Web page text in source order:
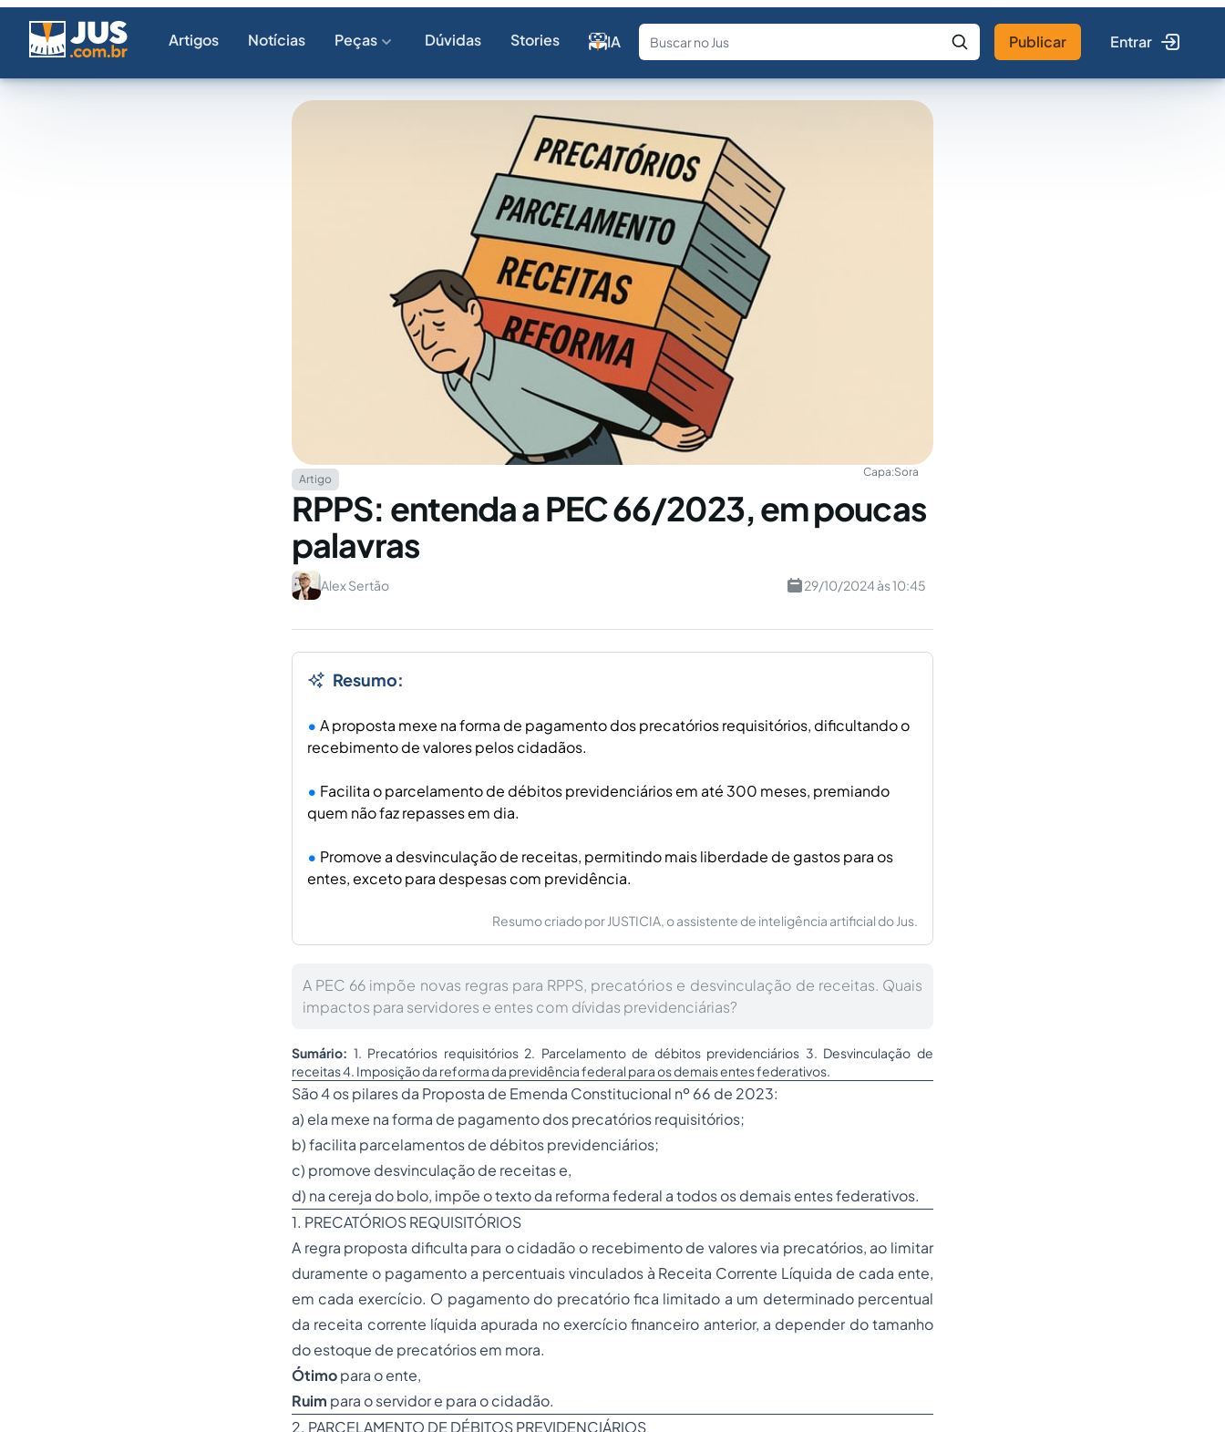
Artigos Notícias Peças Dúvidas Stories IA
Fale com a IA Buscar no Jus
Publicar Entrar
Capa:Sora
Artigo
RPPS: entenda a PEC 66/2023, em poucas
palavras
Alex Sertão 29/10/2024 às 10:45
Resumo:
A proposta mexe na forma de pagamento dos precatórios requisitórios, dificultando o
recebimento de valores pelos cidadãos.
Facilita o parcelamento de débitos previdenciários em até 300 meses, premiando
quem não faz repasses em dia.
Promove a desvinculação de receitas, permitindo mais liberdade de gastos para os
entes, exceto para despesas com previdência.
Resumo criado por JUSTICIA, o assistente de inteligência artificial do Jus.
A PEC 66 impõe novas regras para RPPS, precatórios e desvinculação de receitas. Quais
impactos para servidores e entes com dívidas previdenciárias?
Sumário: 1. Precatórios requisitórios 2. Parcelamento de débitos previdenciários 3. Desvinculação de
receitas 4. Imposição da reforma da previdência federal para os demais entes federativos.
São 4 os pilares da Proposta de Emenda Constitucional nº 66 de 2023:
a) ela mexe na forma de pagamento dos precatórios requisitórios;
b) facilita parcelamentos de débitos previdenciários;
c) promove desvinculação de receitas e,
d) na cereja do bolo, impõe o texto da reforma federal a todos os demais entes federativos.
1. PRECATÓRIOS REQUISITÓRIOS
A regra proposta dificulta para o cidadão o recebimento de valores via precatórios, ao limitar
duramente o pagamento a percentuais vinculados à Receita Corrente Líquida de cada ente,
em cada exercício. O pagamento do precatório fica limitado a um determinado percentual
da receita corrente líquida apurada no exercício financeiro anterior, a depender do tamanho
do estoque de precatórios em mora.
Ótimo para o ente,
Ruim para o servidor e para o cidadão.
2. PARCELAMENTO DE DÉBITOS PREVIDENCIÁRIOS